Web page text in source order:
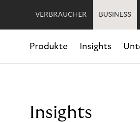
VERBRAUCHER BUSINESS
Produkte Insights
Insights